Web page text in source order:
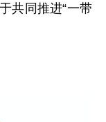
共同推进“一带